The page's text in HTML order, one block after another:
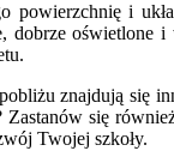
i
dobrze oświetlone
znajdują się
się
Twojej szkoły.